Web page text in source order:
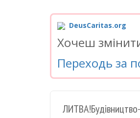
DeusCaritas.org
Хочеш
Переходь за